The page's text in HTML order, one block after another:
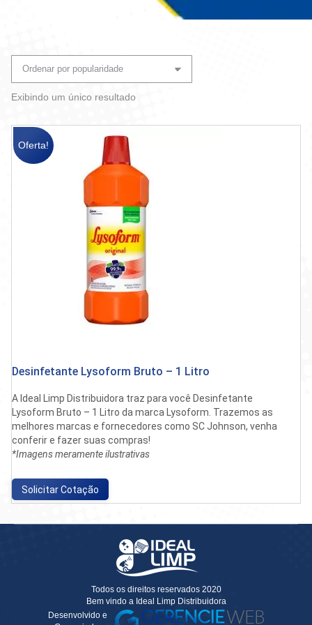
Exibindo um único resultado
Oferta!
Desinfetante Lysoform Bruto – 1 Litro
A Ideal Limp Distribuidora traz para você Desinfetante
Lysoform Bruto – 1 Litro da marca Lysoform. Trazemos as
melhores marcas e fornecedores como SC Johnson, venha
conferir e fazer suas compras!
*Imagens meramente ilustrativas
Solicitar Cotação
Todos os direitos reservados 2020
Bem vindo a Ideal Limp Distribuidora
Desenvolvido e